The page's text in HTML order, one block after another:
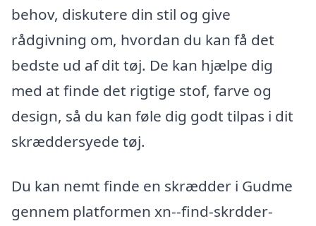
behov, diskutere din stil og give
rådgivning om, hvordan du kan få det
bedste ud af dit tøj. De kan hjælpe dig
med at finde det rigtige stof, farve og
design, så du kan føle dig godt tilpas i dit
skræddersyede tøj.
Du kan nemt finde en skrædder i Gudme
gennem platformen xn--find-skrdder-